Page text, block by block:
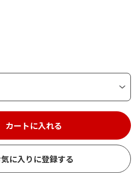
カートに入れる
に入りに登録する